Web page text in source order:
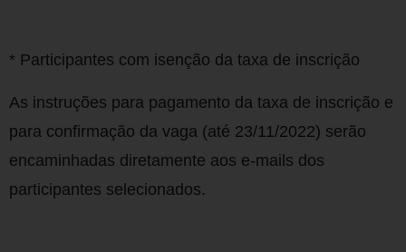
* Participantes com isenção da taxa de inscrição
As instruções para pagamento da taxa de inscrição e
para confirmação da vaga (até 23/11/2022) serão
encaminhadas diretamente aos e-mails dos
participantes selecionados.